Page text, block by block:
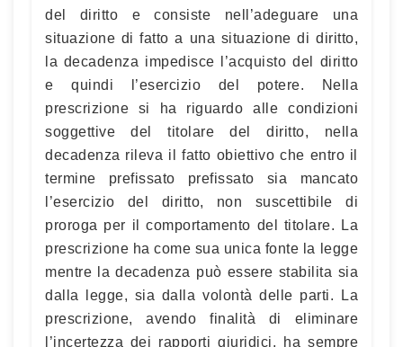
del diritto e consiste nell’adeguare una
situazione di fatto a una situazione di diritto,
la decadenza impedisce l’acquisto del diritto
e quindi l’esercizio del potere. Nella
prescrizione si ha riguardo alle condizioni
soggettive del titolare del diritto, nella
decadenza rileva il fatto obiettivo che entro il
termine prefissato prefissato sia mancato
l’esercizio del diritto, non suscettibile di
proroga per il comportamento del titolare. La
prescrizione ha come sua unica fonte la legge
mentre la decadenza può essere stabilita sia
dalla legge, sia dalla volontà delle parti. La
prescrizione, avendo finalità di eliminare
l’incertezza dei rapporti giuridici, ha sempre